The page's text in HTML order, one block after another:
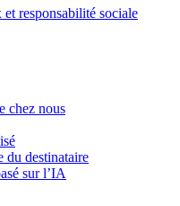
responsabilité sociale
chez nous
du destinataire
sur l’IA